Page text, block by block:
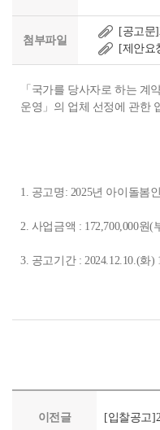
첨부파일
[공고문
[제안요
「국가를 당사자로 하는 계
운영」의 업체 선정에 관한
1. 공고명: 2025년 아이돌봄
2. 사업금액 : 172,700,000원
3. 공고기간 : 2024.12.10.(화)
이전글 [입찰공고